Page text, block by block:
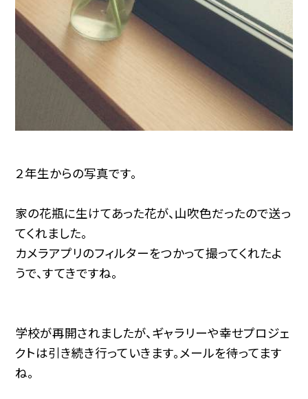
２年生からの写真です。
家の花瓶に生けてあった花が、山吹色だったので送っ
てくれました。
カメラアプリのフィルターをつかって撮ってくれたよ
うで、すてきですね。
学校が再開されましたが、ギャラリーや幸せプロジェ
クトは引き続き行っていきます。メールを待ってます
ね。